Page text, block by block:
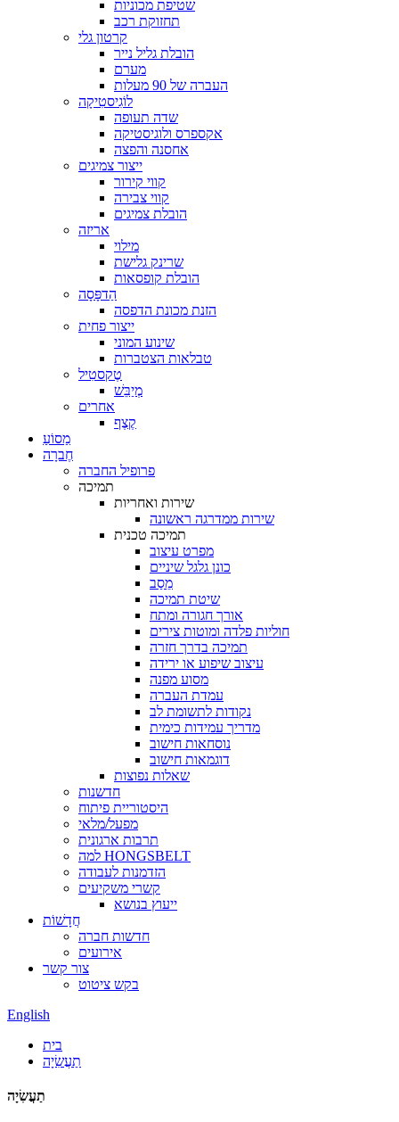
שטיפת מכוניות
תחזוקת רכב
קרטון גלי
הובלת גליל נייר
מערם
העברה של 90 מעלות
לוֹגִיסטִיקָה
שדה תעופה
אקספרס ולוגיסטיקה
אחסנה והפצה
ייצור צמיגים
קווי קירור
קווי צבירה
הובלת צמיגים
אריזה
מילוי
שרינק גלישת
הובלת קופסאות
הַדפָּסָה
הזנת מכונת הדפסה
ייצור פחית
שינוע המוני
טבלאות הצטברות
טֶקסטִיל
מְיַבֵּשׁ
אחרים
קֶצֶף
מַסוֹעַ
חֶברָה
פרופיל החברה
תמיכה
שירות ואחריות
שירות ממדרגה ראשונה
תמיכה טכנית
מפרט עיצוב
כונן גלגל שיניים
מֵסַב
שיטת תמיכה
אורך חגורה ומתח
חוליות פלדה ומוטות צירים
תמיכה בדרך חזרה
עיצוב שיפוע או ירידה
מסוע מפנה
עמדת העברה
נקודות לתשומת לב
מדריך עמידות כימית
נוסחאות חישוב
דוגמאות חישוב
שאלות נפוצות
חדשנות
היסטוריית פיתוח
מפעל/מלאי
תרבות ארגונית
למה HONGSBELT
הזדמנות לעבודה
קשרי משקיעים
ייעוץ בנושא
חֲדָשׁוֹת
חדשות חברה
אירועים
צור קשר
בקש ציטוט
English
בית
תַעֲשִׂיָה
תַעֲשִׂיָה